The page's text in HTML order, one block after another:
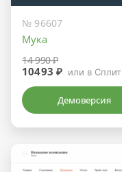
№ 96607
Мука
14 990 ₽
10493 ₽ или в Сплит
Демоверсия